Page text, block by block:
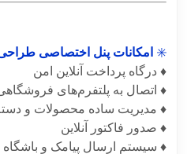
✳️ امکانات پنل اختصاصی
♦️ درگاه پرداخت آنلاین امن
♦️ اتصال به پلتفرم‌های
♦️ مدیریت ساده محصولات و
♦️ صدور فاکتور آنلاین
♦️ سیستم ارسال پیامک و